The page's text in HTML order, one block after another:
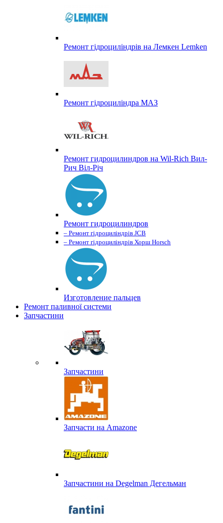
Ремонт гідроциліндрів на Лемкен Lemken
Ремонт гідроциліндра МАЗ
Ремонт гидроцилиндров на Wil-Rich Вил-
Рич Віл-Річ
Ремонт гидроцилиндров
– Ремонт гідроциліндрів JCB
– Ремонт гідроциліндрів Хорш Horsch
Изготовление пальцев
Ремонт паливної системи
Запчастини
Запчастини
Запчасти на Amazone
Запчастини на Degelman Дегельман